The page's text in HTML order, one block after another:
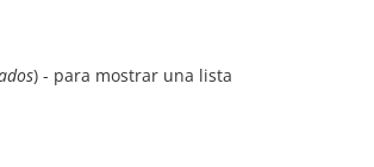
) - para mostrar una lista